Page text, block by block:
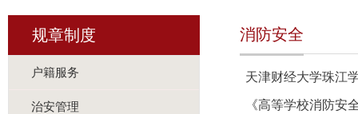
规章制度
户籍服务
治安管理
消防安全
天津财经大学珠江
《高等学校消防安